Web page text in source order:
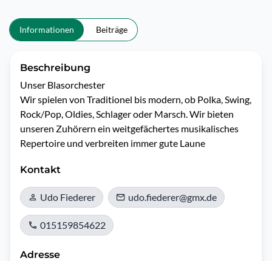
Informationen Beiträge
Beschreibung
Unser Blasorchester
Wir spielen von Traditionel bis modern, ob Polka, Swing,
Rock/Pop, Oldies, Schlager oder Marsch. Wir bieten
unseren Zuhörern ein weitgefächertes musikalisches
Repertoire und verbreiten immer gute Laune
Kontakt
Udo Fiederer udo.fiederer@gmx.de
015159854622
Adresse